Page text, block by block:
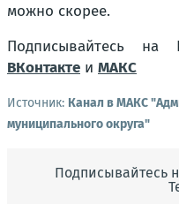
можно скорее.
Подписывайтесь
ВКонтакте и МАКС
Источник: Канал в МАКС
муниципального округа"
Подписывайтесь